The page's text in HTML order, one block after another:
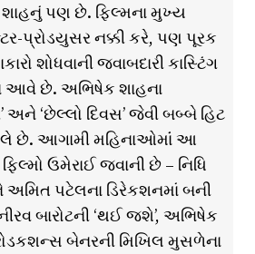
પણ છે. ફ્લ્મિના મુખ્ય
પ્રોડયુસર નક્કી કરે, પણ પૂરક
શોધવાની જવાબદારી કાસ્ટિંગ
આવે છે. અભિષેક શાહના
અને ‘છેલ્લો દિવસ’ જેવી બબ્બે હિટ
છે. આગામી મહિનાઓમાંં આ
ઉમેરાઈ જવાની છે – નિધિ
અમિત પટેલના ડિરેકશનમાં બની
બારોટની ‘થઈ જશે’, અભિષેક
બેનરની મિખિલ મુસળેના